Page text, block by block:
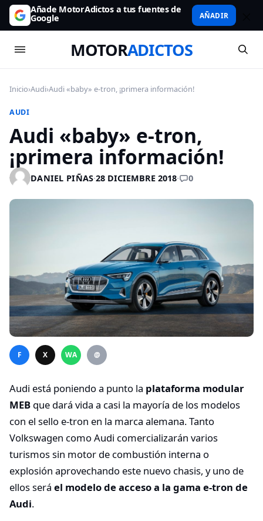
Añade MotorAdictos a tus fuentes de
Google AÑADIR
MOTORADICTOS
Inicio›Audi›Audi «baby» e-tron, ¡primera información!
AUDI
Audi «baby» e-tron,
¡primera información!
DANIEL PIÑAS·28 DICIEMBRE 2018· 0
F X WA @
Audi está poniendo a punto la plataforma modular
MEB que dará vida a casi la mayoría de los modelos
con el sello e-tron en la marca alemana. Tanto
Volkswagen como Audi comercializarán varios
turismos sin motor de combustión interna o
explosión aprovechando este nuevo chasis, y uno de
ellos será el modelo de acceso a la gama e-tron de
Audi.